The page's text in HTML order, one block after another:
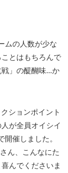
ムの人数が少な
とはもちろんで
戦」の醍醐味…か
ションポイント
が全員オイシイ
催しました。
ん、こんなにた
んでくださいま